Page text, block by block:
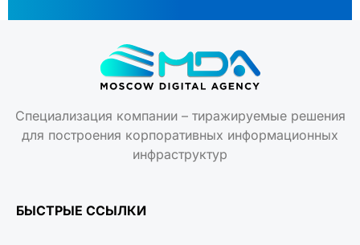
Специализация компании – тиражируемые решения
для построения корпоративных информационных
инфраструктур
БЫСТРЫЕ ССЫЛКИ